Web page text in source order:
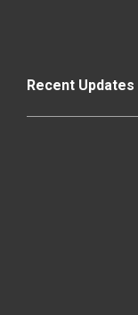
Recent Updates